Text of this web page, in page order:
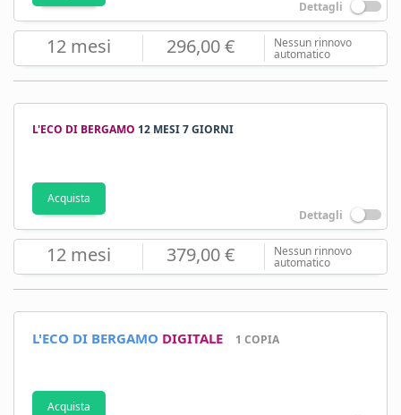
Dettagli
12 mesi 296,00 € Nessun rinnovo
automatico
L'ECO DI BERGAMO 12 MESI 7 GIORNI
Acquista
Dettagli
12 mesi 379,00 € Nessun rinnovo
automatico
L'ECO DI BERGAMO DIGITALE 1 COPIA
Acquista